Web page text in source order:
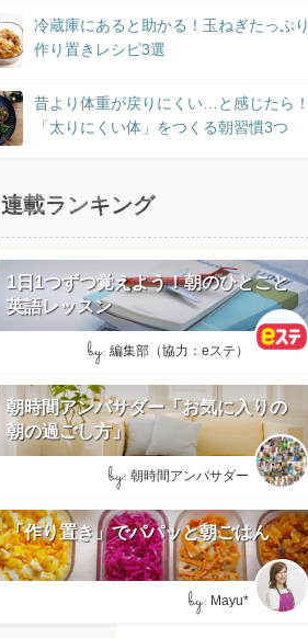
冷蔵庫にあると助かる！玉ねぎたっぷり
作り置きレシピ3選
昔より体重が戻りにくい…と感じたら！
「太りにくい体」をつくる朝習慣3つ
連載ランキング
1日1つずつ覚えよう！朝のひとこと
英語レッスン
by: 編集部（協力：eステ）
朝時間アンバサダー「お気に入りの
朝の過ごし方」
by: 朝時間アンバサダー
「作り置き」でパパッと朝ごはん
by: Mayu*